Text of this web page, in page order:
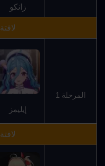
زانكو
لافتة NTE 1.4
المرحلة 1
إيليمز
لافتة NTE 1.5